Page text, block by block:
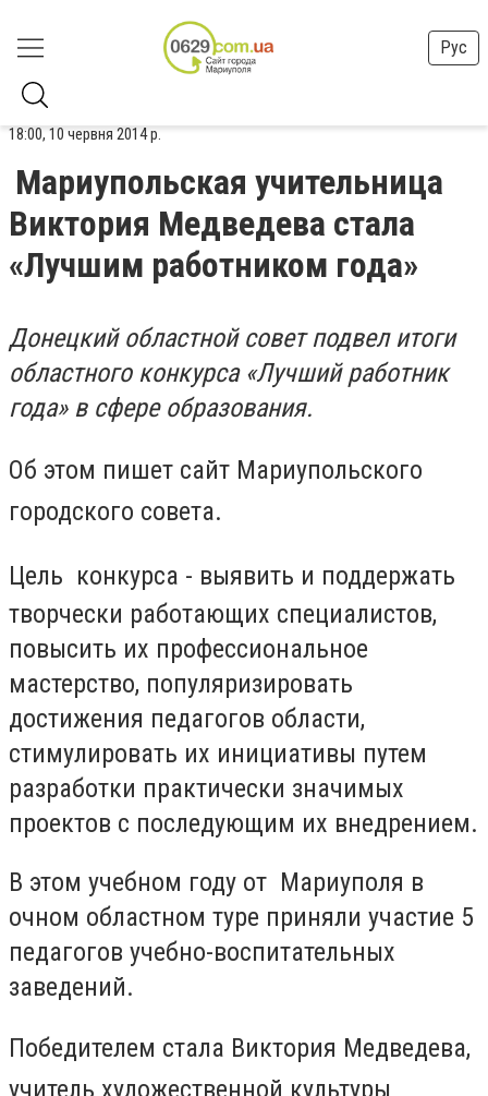
Рус
18:00, 10 червня 2014 р.
Мариупольская учительница
Виктория Медведева стала
«Лучшим работником года»
Донецкий областной совет подвел итоги
областного конкурса «Лучший работник
года» в сфере образования.
Об этом пишет сайт Мариупольского
городского совета.
Цель конкурса - выявить и поддержать
творчески работающих специалистов,
повысить их профессиональное
мастерство, популяризировать
достижения педагогов области,
стимулировать их инициативы путем
разработки практически значимых
проектов с последующим их внедрением.
В этом учебном году от Мариуполя в
очном областном туре приняли участие 5
педагогов учебно-воспитательных
заведений.
Победителем стала Виктория Медведева,
учитель художественной культуры